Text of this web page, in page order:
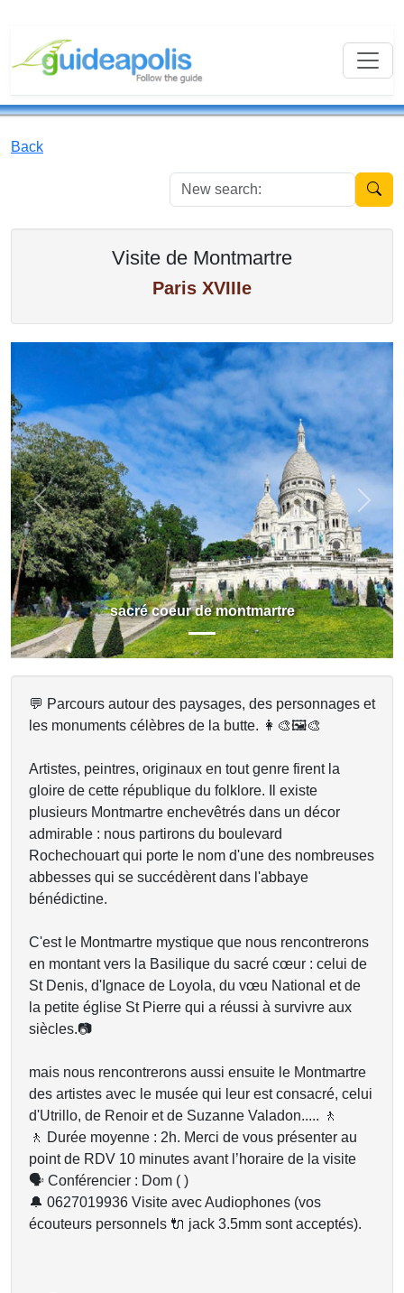
Back
New
Visite de Montmartre
Paris XVIIIe
sacré coeur de montmartre
Previous Next
💬 Parcours autour des paysages, des personnages et
les monuments célèbres de la butte. 👩‍🎨🖼️🎨
Artistes, peintres, originaux en tout genre firent la
gloire de cette république du folklore. Il existe
plusieurs Montmartre enchevêtrés dans un décor
admirable : nous partirons du boulevard
Rochechouart qui porte le nom d'une des nombreuses
abbesses qui se succédèrent dans l'abbaye
bénédictine.
C'est le Montmartre mystique que nous rencontrerons
en montant vers la Basilique du sacré cœur : celui de
St Denis, d'Ignace de Loyola, du vœu National et de
la petite église St Pierre qui a réussi à survivre aux
siècles.📷
mais nous rencontrerons aussi ensuite le Montmartre
des artistes avec le musée qui leur est consacré, celui
d'Utrillo, de Renoir et de Suzanne Valadon..... 🚶
🚶 Durée moyenne : 2h. Merci de vous présenter au
point de RDV 10 minutes avant l’horaire de la visite
🗣 Conférencier : Dom ( )
🔔 0627019936 Visite avec Audiophones (vos
écouteurs personnels 🔌 jack 3.5mm sont acceptés).